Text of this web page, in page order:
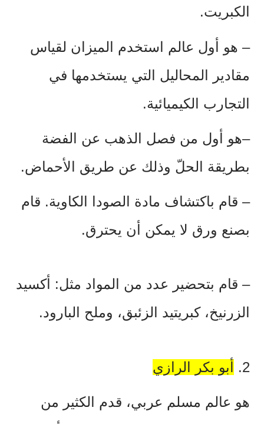
الكبريت.
– هو أول عالم استخدم الميزان لقياس
مقادير المحاليل التي يستخدمها في
التجارب الكيميائية.
–هو أول من فصل الذهب عن الفضة
بطريقة الحلّ وذلك عن طريق الأحماض.
– قام باكتشاف مادة الصودا الكاوية. قام
بصنع ورق لا يمكن أن يحترق.
– قام بتحضير عدد من المواد مثل: أكسيد
الزرنيخ، كبريتيد الزئبق، وملح البارود.
2. أبو بكر الرازي
هو عالم مسلم عربي، قدم الكثير من